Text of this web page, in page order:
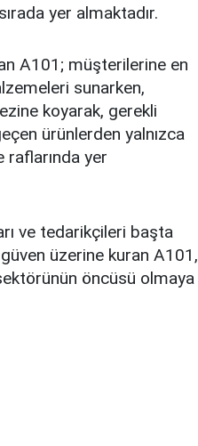
yer almaktadır.
A101; müşterilerine en
sunarken,
koyarak, gerekli
ürünlerden yalnızca
yer
ve tedarikçileri başta
üzerine kuran A101,
öncüsü olmaya